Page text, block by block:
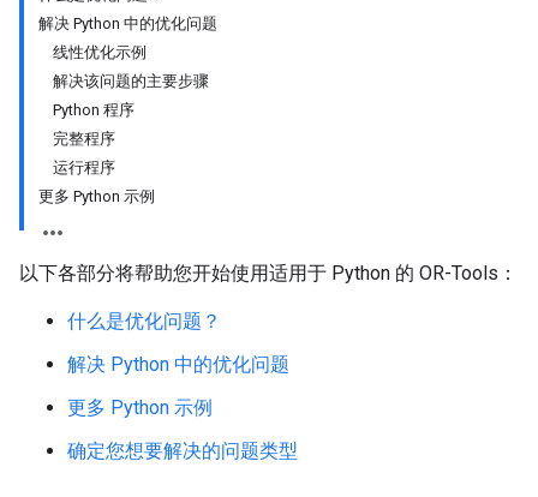
解决 Python 中的优化问题
线性优化示例
解决该问题的主要步骤
Python 程序
完整程序
运行程序
更多 Python 示例
以下各部分将帮助您开始使用适用于 Python 的 OR-Tools：
什么是优化问题？
解决 Python 中的优化问题
更多 Python 示例
确定您想要解决的问题类型